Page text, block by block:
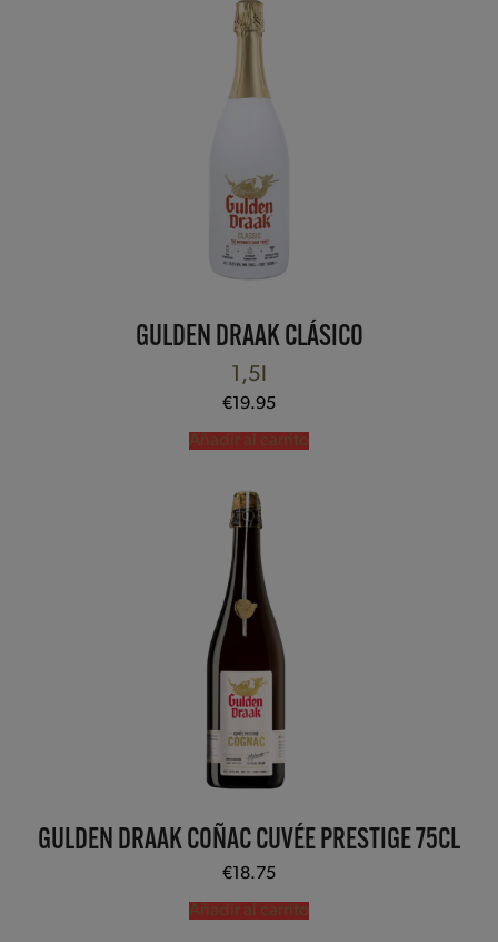
GULDEN DRAAK CLÁSICO
1,5l
€19.95
Añadir al carrito
GULDEN DRAAK COÑAC CUVÉE PRESTIGE 75CL
€18.75
Añadir al carrito